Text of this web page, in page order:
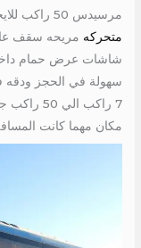
مرسيدس 50 راكب للايجار الي طابا
متحركه مريحه سقف
شاشات عرض حمام داخل
سهولة في الحجز ودقه
7 راكب
مكان مهما كانت